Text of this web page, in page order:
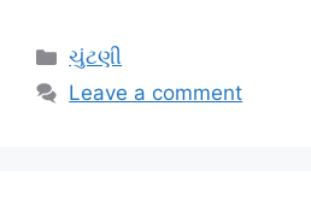
Categories
ચુંટણી
Leave a comment